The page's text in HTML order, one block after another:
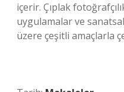
içerir. Çıplak
uygulamalar ve
üzere çeşitli amaçlarla